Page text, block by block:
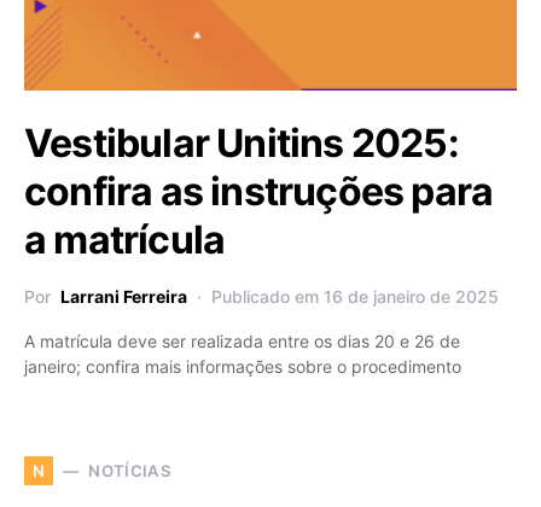
Vestibular Unitins 2025:
confira as instruções para
a matrícula
Por Larrani Ferreira Publicado em 16 de janeiro de 2025
A matrícula deve ser realizada entre os dias 20 e 26 de
janeiro; confira mais informações sobre o procedimento
N NOTÍCIAS